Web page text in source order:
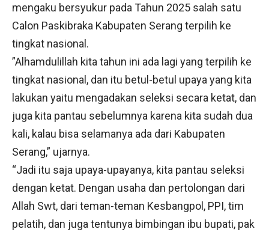
mengaku bersyukur pada Tahun 2025 salah satu
Calon Paskibraka Kabupaten Serang terpilih ke
tingkat nasional.
”Alhamdulillah kita tahun ini ada lagi yang terpilih ke
tingkat nasional, dan itu betul-betul upaya yang kita
lakukan yaitu mengadakan seleksi secara ketat, dan
juga kita pantau sebelumnya karena kita sudah dua
kali, kalau bisa selamanya ada dari Kabupaten
Serang,” ujarnya.
“Jadi itu saja upaya-upayanya, kita pantau seleksi
dengan ketat. Dengan usaha dan pertolongan dari
Allah Swt, dari teman-teman Kesbangpol, PPI, tim
pelatih, dan juga tentunya bimbingan ibu bupati, pak